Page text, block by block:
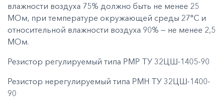
влажности воздуха 75% должно быть не менее 25
МОм, при температуре окружающей среды 27°С и
относительной влажности воздуха 90% — не менее 2,5
МОм.
Резистор регулируемый типа РМР ТУ 32ЦШ-1405-90
Резистор нерегулируемый типа РМН ТУ 32ЦШ-1400-
90